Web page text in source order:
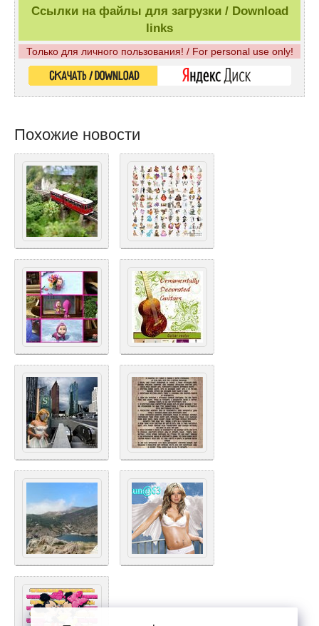
Ссылки на файлы для загрузки / Download
links
Только для личного пользования! / For personal use only!
Похожие новости